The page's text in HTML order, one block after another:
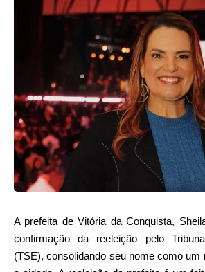
A prefeita de Vitória da Conquista,
confirmação da reeleição pelo
(TSE), consolidando seu nome como um